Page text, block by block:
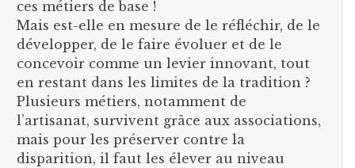
ces métiers de base !
Mais est-elle en mesure de le réfléchir, de le
développer, de le faire évoluer et de le
concevoir comme un levier innovant, tout
en restant dans les limites de la tradition ?
Plusieurs métiers, notamment de
l’artisanat, survivent grâce aux associations,
mais pour les préserver contre la
disparition, il faut les élever au niveau